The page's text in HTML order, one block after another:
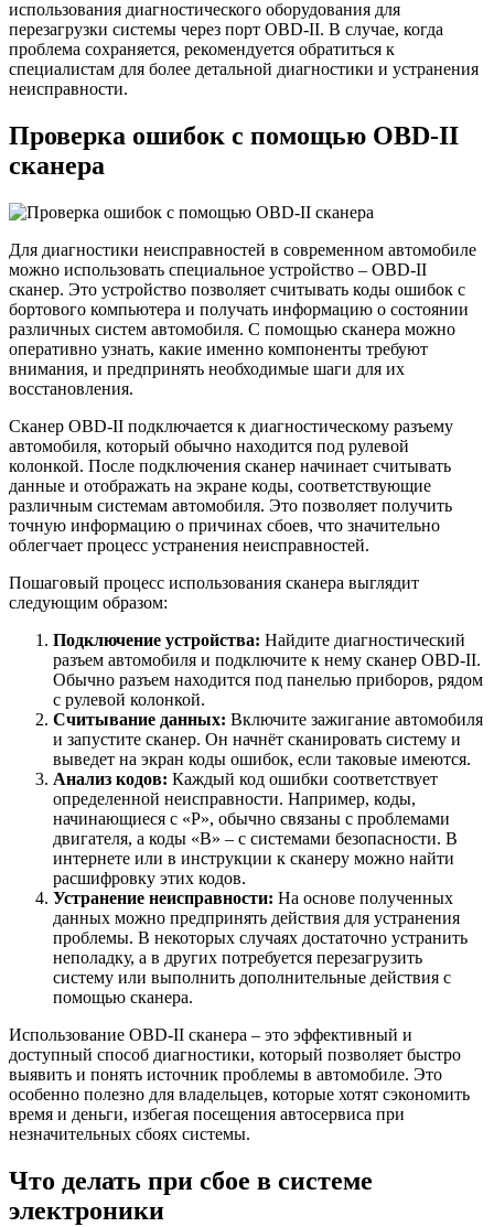
использования диагностического оборудования для
перезагрузки системы через порт OBD-II. В случае, когда
проблема сохраняется, рекомендуется обратиться к
специалистам для более детальной диагностики и устранения
неисправности.
Проверка ошибок с помощью OBD-II
сканера
Для диагностики неисправностей в современном автомобиле
можно использовать специальное устройство – OBD-II
сканер. Это устройство позволяет считывать коды ошибок с
бортового компьютера и получать информацию о состоянии
различных систем автомобиля. С помощью сканера можно
оперативно узнать, какие именно компоненты требуют
внимания, и предпринять необходимые шаги для их
восстановления.
Сканер OBD-II подключается к диагностическому разъему
автомобиля, который обычно находится под рулевой
колонкой. После подключения сканер начинает считывать
данные и отображать на экране коды, соответствующие
различным системам автомобиля. Это позволяет получить
точную информацию о причинах сбоев, что значительно
облегчает процесс устранения неисправностей.
Пошаговый процесс использования сканера выглядит
следующим образом:
Подключение устройства: Найдите диагностический
разъем автомобиля и подключите к нему сканер OBD-II.
Обычно разъем находится под панелью приборов, рядом
с рулевой колонкой.
Считывание данных: Включите зажигание автомобиля
и запустите сканер. Он начнёт сканировать систему и
выведет на экран коды ошибок, если таковые имеются.
Анализ кодов: Каждый код ошибки соответствует
определенной неисправности. Например, коды,
начинающиеся с «P», обычно связаны с проблемами
двигателя, а коды «B» – с системами безопасности. В
интернете или в инструкции к сканеру можно найти
расшифровку этих кодов.
Устранение неисправности: На основе полученных
данных можно предпринять действия для устранения
проблемы. В некоторых случаях достаточно устранить
неполадку, а в других потребуется перезагрузить
систему или выполнить дополнительные действия с
помощью сканера.
Использование OBD-II сканера – это эффективный и
доступный способ диагностики, который позволяет быстро
выявить и понять источник проблемы в автомобиле. Это
особенно полезно для владельцев, которые хотят сэкономить
время и деньги, избегая посещения автосервиса при
незначительных сбоях системы.
Что делать при сбое в системе
электроники